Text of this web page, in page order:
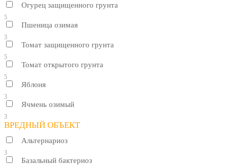
Огурец защищенного грунта
5
Пшеница озимая
3
Томат защищенного грунта
5
Томат открытого грунта
5
Яблоня
3
Ячмень озимый
3
ВРЕДНЫЙ ОБЪЕКТ
Альтернариоз
3
Базальный бактериоз